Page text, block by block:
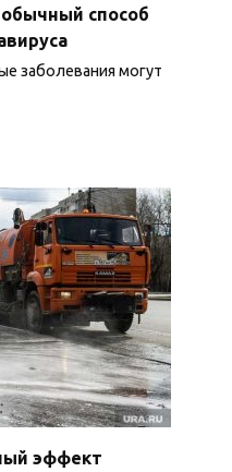
способ
заболевания могут
эффект